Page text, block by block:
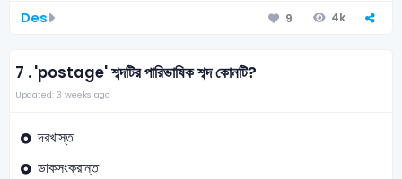
Des 9 4k
7 .'postage' শব্দটির পারিভাষিক শব্দ কোনটি?
Updated: 3 weeks ago
দরখাস্ত
ডাকসংক্রান্ত